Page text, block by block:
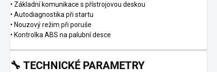
• Základní komunikace s přístrojovou deskou
• Autodiagnostika při startu
• Nouzový režim při poruše
• Kontrolka ABS na palubní desce
🔧 TECHNICKÉ PARAMETRY